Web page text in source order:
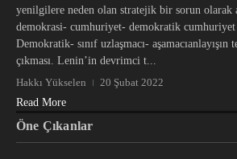
yenilgilere neden olan stratejik bir sorun olarak
demokrasi- cumhuriyet- demokratik cumhuriyet
Demokratik- sınıf uzlaşmacı- aşamacıanlayışın
çıkması. Lenin’in devrimci t...
Hakkı Yükselen
20 Şubat 2022
Read More
Öne Çıkanlar